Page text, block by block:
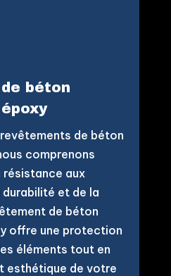
béton
revêtements de béton
comprenons
résistance aux
et de la
de béton
offre une protection
éléments tout en
esthétique de votre